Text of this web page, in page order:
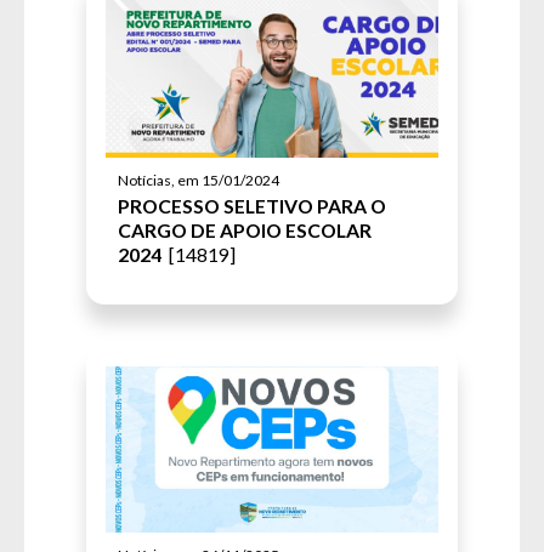
Notícias, em 15/01/2024
PROCESSO SELETIVO PARA O
CARGO DE APOIO ESCOLAR
2024 [14819]